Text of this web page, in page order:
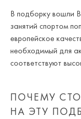
В подборку вошли
занятий спортом
европейское
необходимый для
соответствуют
ПОЧЕМУ
НА ЭТУ